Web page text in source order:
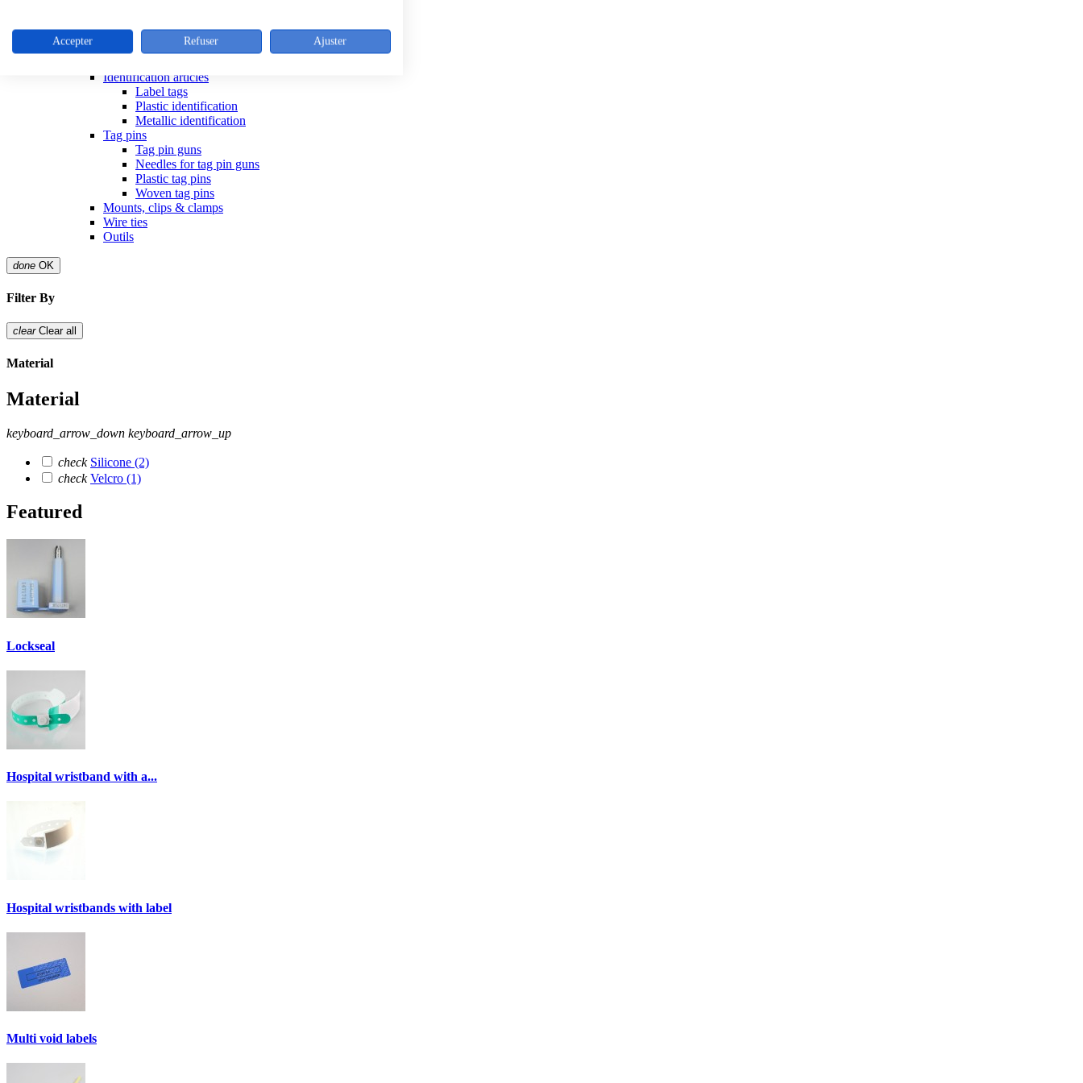
Colliers inox
Outillage colliers metalliques
Identification articles
Label tags
Plastic identification
Metallic identification
Tag pins
Tag pin guns
Needles for tag pin guns
Plastic tag pins
Woven tag pins
Mounts, clips & clamps
Wire ties
Outils
done OK
Filter By
clear Clear all
Material
Material
keyboard_arrow_down keyboard_arrow_up
check Silicone (2)
check Velcro (1)
Featured
Lockseal
Hospital wristband with a...
Hospital wristbands with label
Multi void labels
Accepter Refuser Ajuster